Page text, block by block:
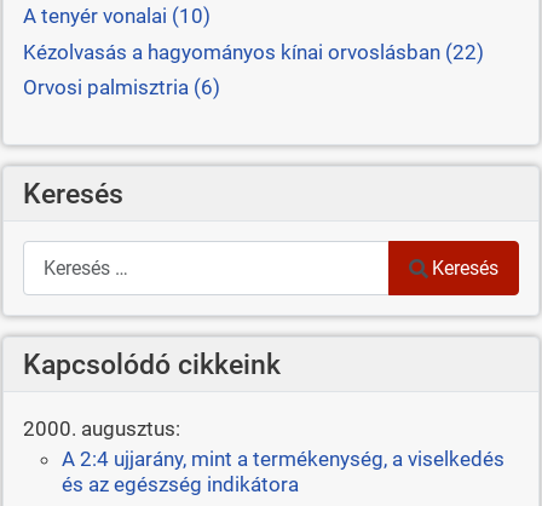
A tenyér vonalai (10)
Kézolvasás a hagyományos kínai orvoslásban (22)
Orvosi palmisztria (6)
Keresés
Keresés
Keresés
Kapcsolódó cikkeink
2000. augusztus:
A 2:4 ujjarány, mint a termékenység, a viselkedés
és az egészség indikátora